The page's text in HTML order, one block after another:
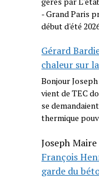
- Grand Paris
début d'été
Gérard
chaleur sur
Bonjour
vient de TEC
se
thermique
Joseph Maire
François
garde du